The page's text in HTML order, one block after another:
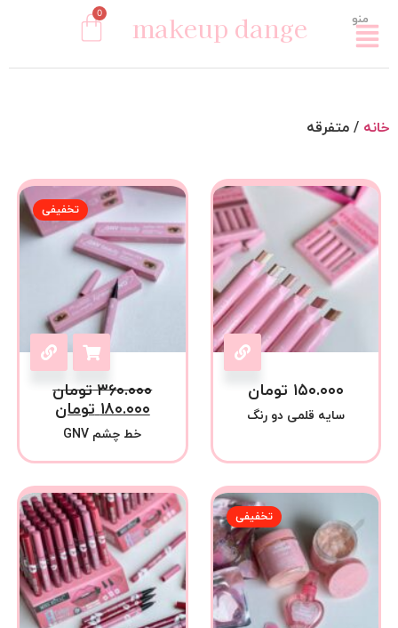
منو makeup dange
0
خانه / متفرقه
۱۵۰.۰۰۰ تومان
سایه قلمی دو رنگ
تخفیفی
۳۶۰.۰۰۰ تومان
۱۸۰.۰۰۰ تومان
خط چشم GNV
تخفیفی